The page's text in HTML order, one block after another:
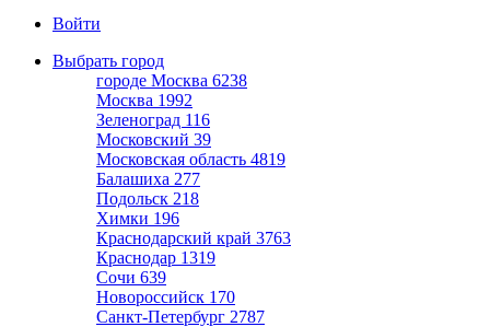
Войти
Выбрать город
городе Москва 6238
Москва 1992
Зеленоград 116
Московский 39
Московская область 4819
Балашиха 277
Подольск 218
Химки 196
Краснодарский край 3763
Краснодар 1319
Сочи 639
Новороссийск 170
Санкт-Петербург 2787